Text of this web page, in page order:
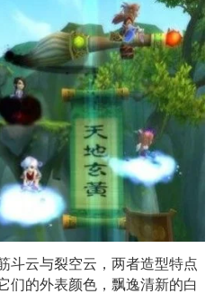
云与裂空云，两者造型特点
们的外表颜色，飘逸清新的白